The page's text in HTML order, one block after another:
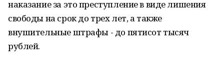
наказание за это преступление в виде лишения
свободы на срок до трех лет, а также
внушительные штрафы - до пятисот тысяч
рублей.